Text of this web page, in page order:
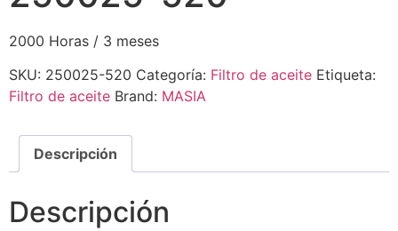
2000 Horas / 3 meses
SKU: 250025-520 Categoría: Filtro de aceite Etiqueta:
Filtro de aceite Brand: MASIA
Descripción
Descripción